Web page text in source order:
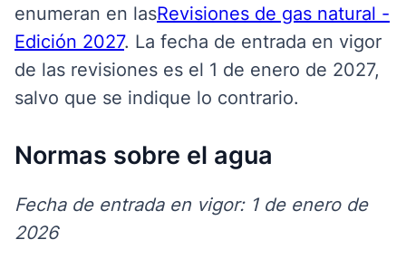
enumeran en lasRevisiones de gas natural -
Edición 2027. La fecha de entrada en vigor
de las revisiones es el 1 de enero de 2027,
salvo que se indique lo contrario.
Normas sobre el agua
Fecha de entrada en vigor: 1 de enero de
2026